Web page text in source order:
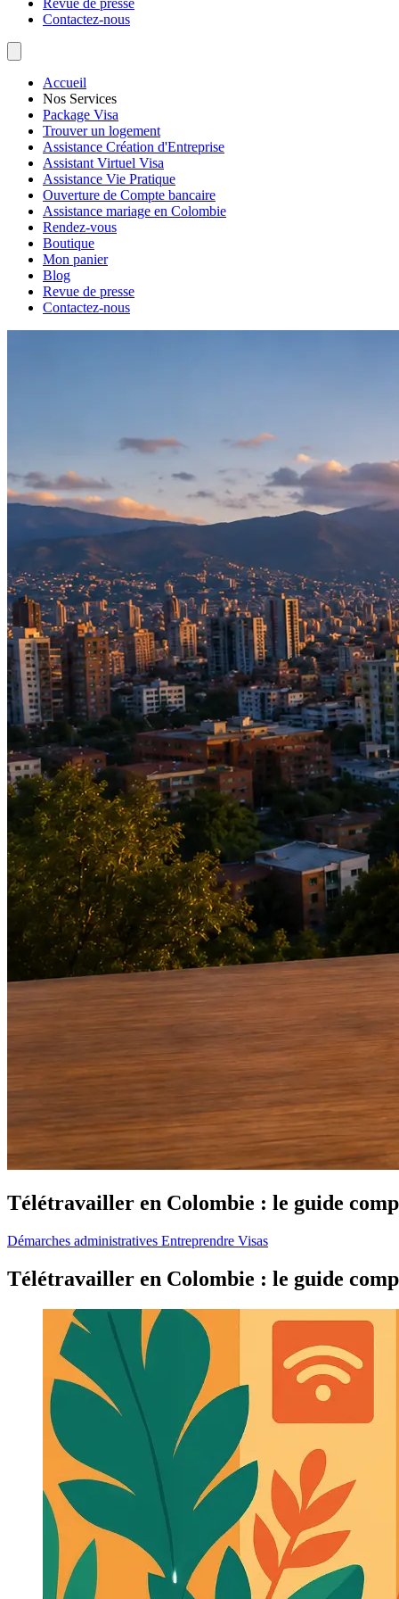
Revue de presse
Contactez-nous
Accueil
Nos Services
Package Visa
Trouver un logement
Assistance Création d'Entreprise
Assistant Virtuel Visa
Assistance Vie Pratique
Ouverture de Compte bancaire
Assistance mariage en Colombie
Rendez-vous
Boutique
Mon panier
Blog
Revue de presse
Contactez-nous
Télétravailler en Colombie : le guide
Démarches administratives Entreprendre Visas
Télétravailler en Colombie : le guide